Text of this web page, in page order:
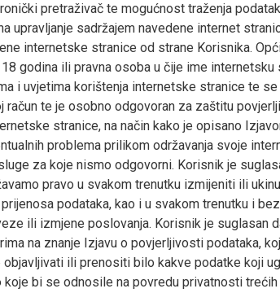
pretraživač te mogućnost traženja
upravljanje sadržajem navedene internet
internetske stranice od strane Korisnika.
godina ili pravna osoba u čije ime
i uvjetima korištenja internetske stranice te
te je osobno odgovoran za zaštitu
stranice, na način kako je opisano
problema prilikom održavanja svoje
za koje nismo odgovorni. Korisnik je
pravo u svakom trenutku izmijeniti ili
podataka, kao i u svakom trenutku i
ili izmjene poslovanja. Korisnik je suglasan
na znanje Izjavu o povjerljivosti podataka,
ili prenositi bilo kakve podatke koji
bi se odnosile na povredu privatnosti